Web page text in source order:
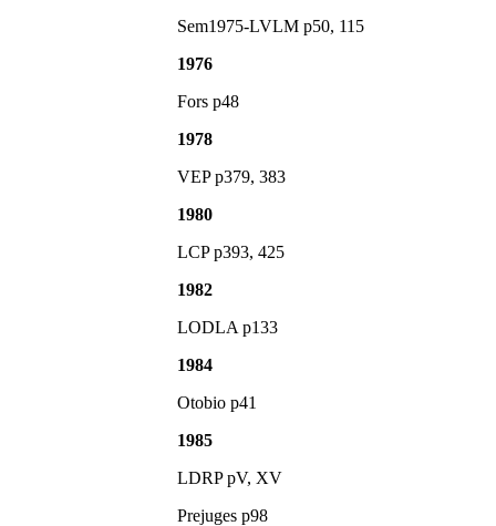
Sem1975-LVLM p50, 115
1976
Fors p48
1978
VEP p379, 383
1980
LCP p393, 425
1982
LODLA p133
1984
Otobio p41
1985
LDRP pV, XV
Prejuges p98